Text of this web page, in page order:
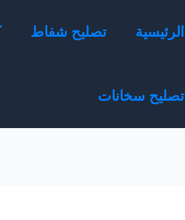
الرئيسية تصليح شفاط
تصليح سخانات